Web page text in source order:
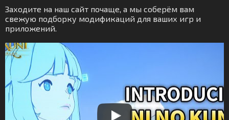
Заходите на наш сайт почаще, а мы соберём вам
свежую подборку модификаций для ваших игр и
приложений.